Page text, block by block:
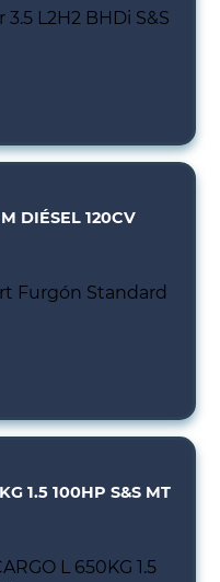
DIÉSEL 120CV
1.5 100HP S&S MT